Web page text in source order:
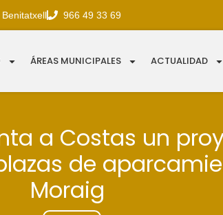
966 49 33 69
ÁREAS MUNICIPALES ACTUALIDAD
a Costas un
de
Moraig